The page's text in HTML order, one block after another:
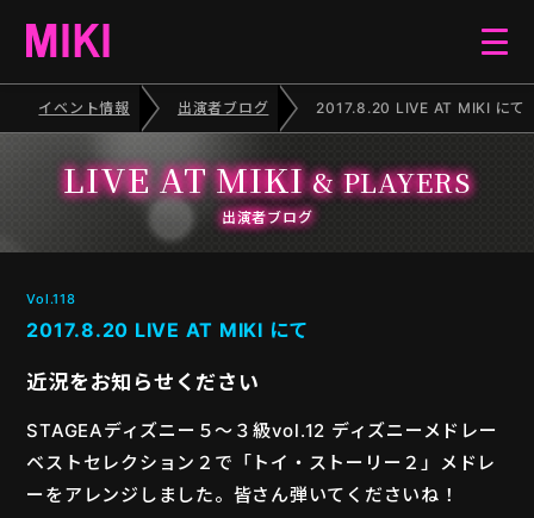
ELECTONE CONCERT
PIANO RECITAL
イベント情報 出演者ブログ 2017.8.20 LIVE AT MIKI にて
LIVE AT MIKI& PLAYERS
出演者ブログ
Vol.118
2017.8.20 LIVE AT MIKI にて
近況をお知らせください
STAGEAディズニー５〜３級vol.12 ディズニーメドレー
ベストセレクション２で「トイ・ストーリー２」メドレ
ーをアレンジしました。皆さん弾いてくださいね！